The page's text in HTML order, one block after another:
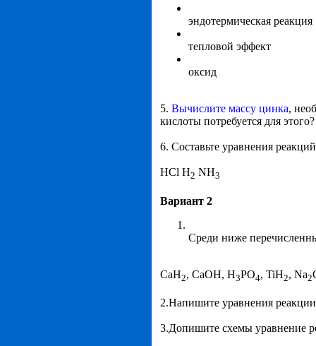
эндотермическая реакция
тепловой эффект
оксид
5. Вычислите массу цинка,
кислоты потребуется для этого?
6. Составьте уравнения
HCl H2 NH3
Вариант 2
Среди ниже
CaH2, CaOH, H3PO4, TiH2, Na2
2.Напишите уравнения
3.Допишите схемы уравнение